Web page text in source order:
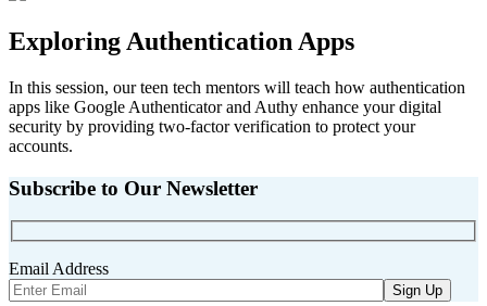
Exploring Authentication Apps
In this session, our teen tech mentors will teach how authentication
apps like Google Authenticator and Authy enhance your digital
security by providing two-factor verification to protect your
accounts.
Subscribe to Our Newsletter
Email Address